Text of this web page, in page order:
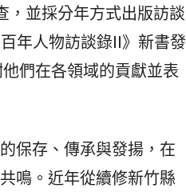
，並採分年方式出版訪談
年人物訪談錄II》新書發
們在各領域的貢獻並表
保存、傳承與發揚，在
鳴。近年從續修新竹縣